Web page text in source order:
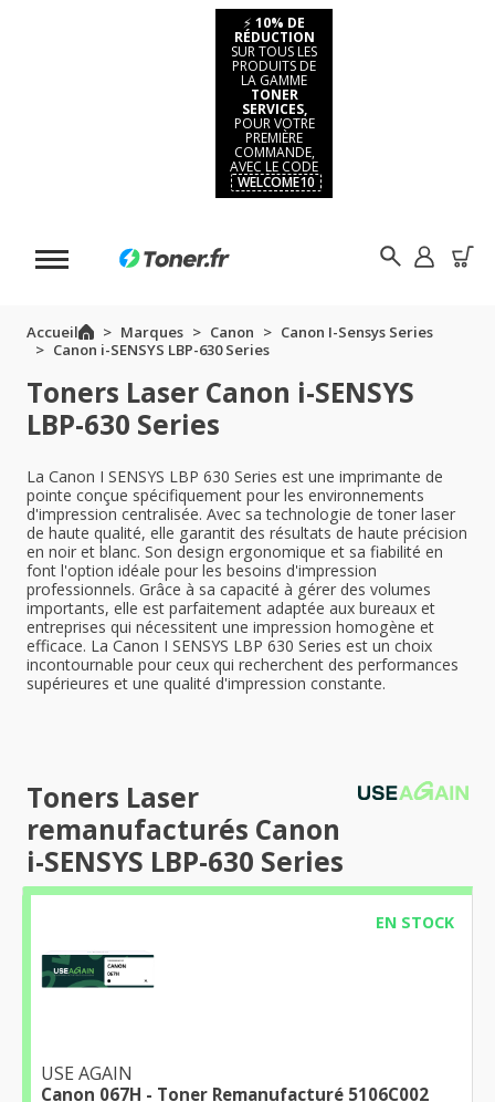
⚡ 10% DE
RÉDUCTION
SUR TOUS LES
PRODUITS DE
LA GAMME
TONER
SERVICES,
POUR VOTRE
PREMIÈRE
COMMANDE,
AVEC LE CODE
WELCOME10
Accueil Marques Canon
Canon I-Sensys Series
Canon i-SENSYS LBP-630 Series
Toners Laser Canon i-SENSYS
LBP-630 Series
La Canon I SENSYS LBP 630 Series est une imprimante de
pointe conçue spécifiquement pour les environnements
d'impression centralisée. Avec sa technologie de toner laser
de haute qualité, elle garantit des résultats de haute précision
en noir et blanc. Son design ergonomique et sa fiabilité en
font l'option idéale pour les besoins d'impression
professionnels. Grâce à sa capacité à gérer des volumes
importants, elle est parfaitement adaptée aux bureaux et
entreprises qui nécessitent une impression homogène et
efficace. La Canon I SENSYS LBP 630 Series est un choix
incontournable pour ceux qui recherchent des performances
supérieures et une qualité d'impression constante.
Toners Laser
remanufacturés Canon
i-SENSYS LBP-630 Series
EN STOCK
USE AGAIN
Canon 067H - Toner Remanufacturé 5106C002